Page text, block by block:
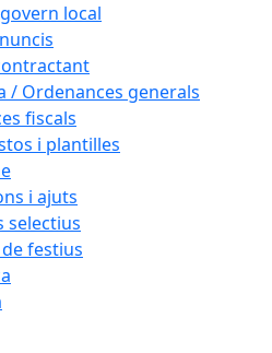
local
/ Ordenances generals
fiscals
i plantilles
i ajuts
selectius
festius